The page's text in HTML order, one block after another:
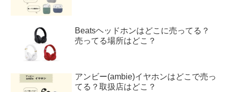
Beatsヘッドホンはどこに売ってる？
売ってる場所はどこ？
アンビー(ambie)イヤホンはどこで売っ
てる？取扱店はどこ？